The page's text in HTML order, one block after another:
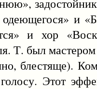
и
и хор
был мастером
блестяще).
Этот